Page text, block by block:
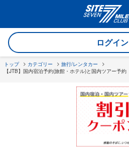
ログイン
トップ カテゴリー
旅行/レンタカー
【JTB】国内宿泊予約(旅館・ホテル)と国内ツアー予約